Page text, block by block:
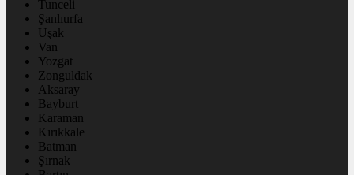
Tunceli
Şanlıurfa
Uşak
Van
Yozgat
Zonguldak
Aksaray
Bayburt
Karaman
Kırıkkale
Batman
Şırnak